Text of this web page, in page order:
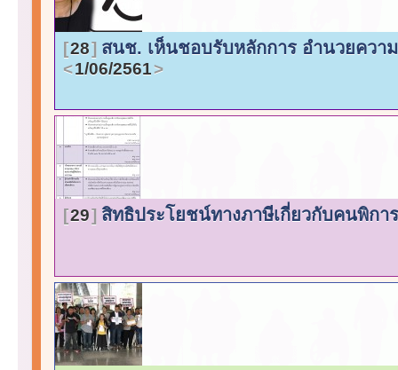
28 สนช. เห็นชอบรับหลักการ อำนวยคว
1/06/2561
29 สิทธิประโยชน์ทางภาษีเกี่ยวกับคนพิกา